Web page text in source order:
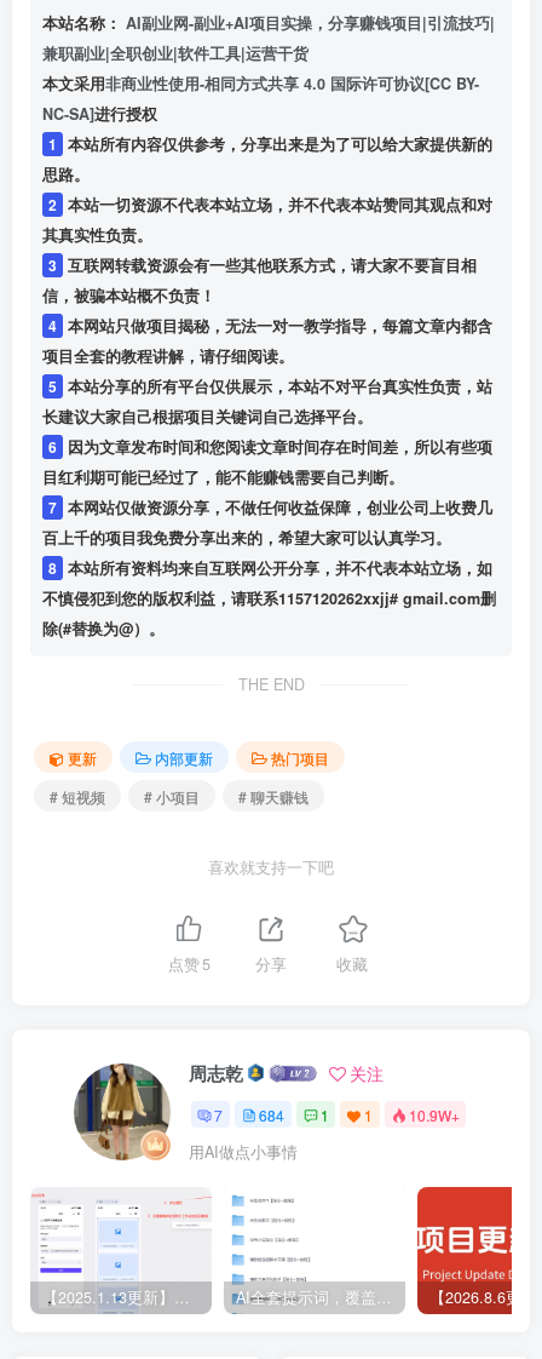
本站名称： AI副业网-副业+AI项目实操，分享赚钱项目|引流技巧|
兼职副业|全职创业|软件工具|运营干货
本文采用非商业性使用-相同方式共享 4.0 国际许可协议[CC BY-
NC-SA]进行授权
1
本站所有内容仅供参考，分享出来是为了可以给大家提供新的
思路。
2 本站一切资源不代表本站立场，并不代表本站赞同其观点和对
其真实性负责。
3 互联网转载资源会有一些其他联系方式，请大家不要盲目相
信，被骗本站概不负责！
4 本网站只做项目揭秘，无法一对一教学指导，每篇文章内都含
项目全套的教程讲解，请仔细阅读。
5 本站分享的所有平台仅供展示，本站不对平台真实性负责，站
长建议大家自己根据项目关键词自己选择平台。
6 因为文章发布时间和您阅读文章时间存在时间差，所以有些项
目红利期可能已经过了，能不能赚钱需要自己判断。
7 本网站仅做资源分享，不做任何收益保障，创业公司上收费几
百上千的项目我免费分享出来的，希望大家可以认真学习。
8 本站所有资料均来自互联网公开分享，并不代表本站立场，如
不慎侵犯到您的版权利益，请联系1157120262xxjj# gmail.com删
除(#替换为@）。
THE END
更新 内部更新
热门项目
# 短视频
# 小项目 # 聊天赚钱
喜欢就支持一下吧
点赞5 分享 收藏
周志乾 关注
7 684 1 1 10.9W+
用AI做点小事情
【2025.1.13更新】Coze应用实战 如何利用coze应用功能，开发一个小程序，并发布到微信 AI全套提示词，覆盖微头条、小说、短视频脚本等32+创作场景